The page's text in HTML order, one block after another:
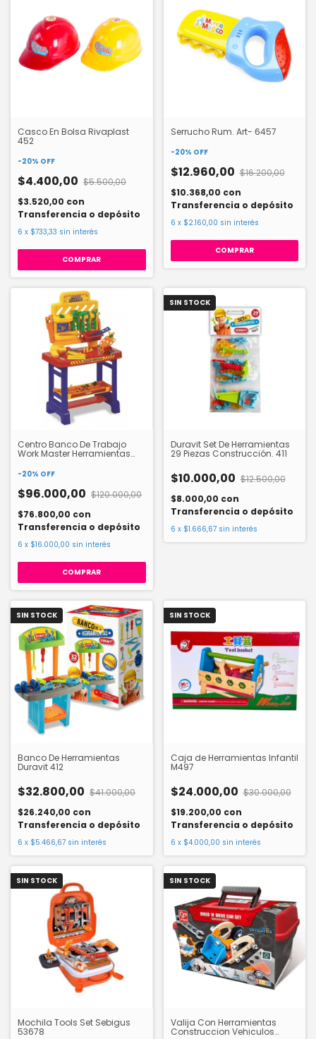
Casco En Bolsa Rivaplast
452
-20% OFF
$4.400,00 $5.500,00
$3.520,00 con
Transferencia o depósito
6 x $733,33 sin interés
Serrucho Rum. Art- 6457
-20% OFF
$12.960,00 $16.200,00
$10.368,00 con
Transferencia o depósito
6 x $2.160,00 sin interés
Centro Banco De Trabajo
Work Master Herramientas
-20% OFF
$96.000,00 $120.000,00
$76.800,00 con
Transferencia o depósito
6 x $16.000,00 sin interés
SIN STOCK
Duravit Set De Herramientas
29 Piezas Construcción. 411
$10.000,00 $12.500,00
$8.000,00 con
Transferencia o depósito
6 x $1.666,67 sin interés
SIN STOCK
Banco De Herramientas
Duravit 412
$32.800,00 $41.000,00
$26.240,00 con
Transferencia o depósito
6 x $5.466,67 sin interés
SIN STOCK
Caja de Herramientas Infantil
M497
$24.000,00 $30.000,00
$19.200,00 con
Transferencia o depósito
6 x $4.000,00 sin interés
SIN STOCK
Mochila Tools Set Sebigus
53678
SIN STOCK
Valija Con Herramientas
Construccion Vehiculos